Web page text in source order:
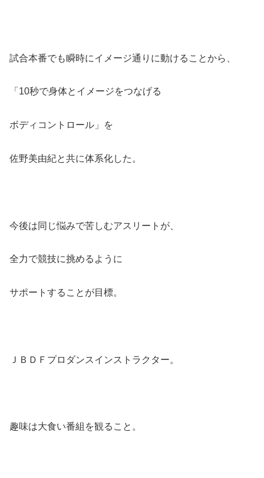
試合本番でも瞬時にイメージ通りに動けることから、
「10秒で身体とイメージをつなげる
ボディコントロール」を
佐野美由紀と共に体系化した。
今後は同じ悩みで苦しむアスリートが、
全力で競技に挑めるように
サポートすることが目標。
ＪＢＤＦプロダンスインストラクター。
趣味は大食い番組を観ること。